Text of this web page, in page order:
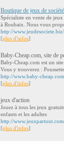
Boutique de jeux de
Spécialiste en vente de
à Roubaix. Nous vous
http://www.jeudesociete.biz/
[plus d'infos]
Baby-Cheap.com, site de
Baby-Cheap.com est un
Vous y trouverez :
http://www.baby-
[plus d'infos]
jeux d'action
Jouez à tous les jeux
enfants et les adultes
http://
[plus d'infos]